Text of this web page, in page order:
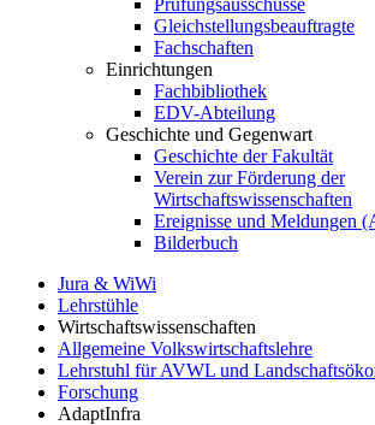
Prüfungsausschüsse
Gleichstellungsbeauftragte
Fachschaften
Einrichtungen
Fachbibliothek
EDV-Abteilung
Geschichte und Gegenwart
Geschichte der Fakultät
Verein zur Förderung der
Wirtschaftswissenschaften
Ereignisse und Meldungen
Bilderbuch
Jura & WiWi
Lehrstühle
Wirtschaftswissenschaften
Allgemeine Volkswirtschaftslehre
Lehrstuhl für AVWL und
Forschung
AdaptInfra